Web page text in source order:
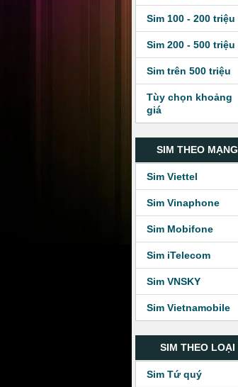
Sim 100 - 200 triệu
Sim 200 - 500 triệu
Sim trên 500 triệu
Tùy chọn khoảng
giá
SIM THEO MẠNG
Sim Viettel
Sim Vinaphone
Sim Mobifone
Sim iTelecom
Sim VNSKY
Sim Vietnamobile
SIM THEO LOẠI
Sim Tứ quý